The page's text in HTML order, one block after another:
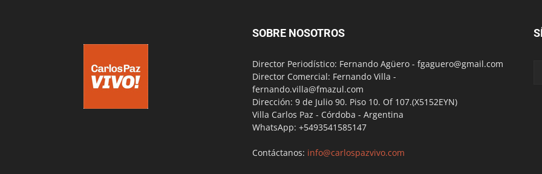
SOBRE NOSOTROS
Director Periodístico: Fernando Agüero - fgaguero@gmail.com
Director Comercial: Fernando Villa -
fernando.villa@fmazul.com
Dirección: 9 de Julio 90. Piso 10. Of 107.(X5152EYN)
Villa Carlos Paz - Córdoba - Argentina
WhatsApp: +5493541585147
Contáctanos: info@carlospazvivo.com